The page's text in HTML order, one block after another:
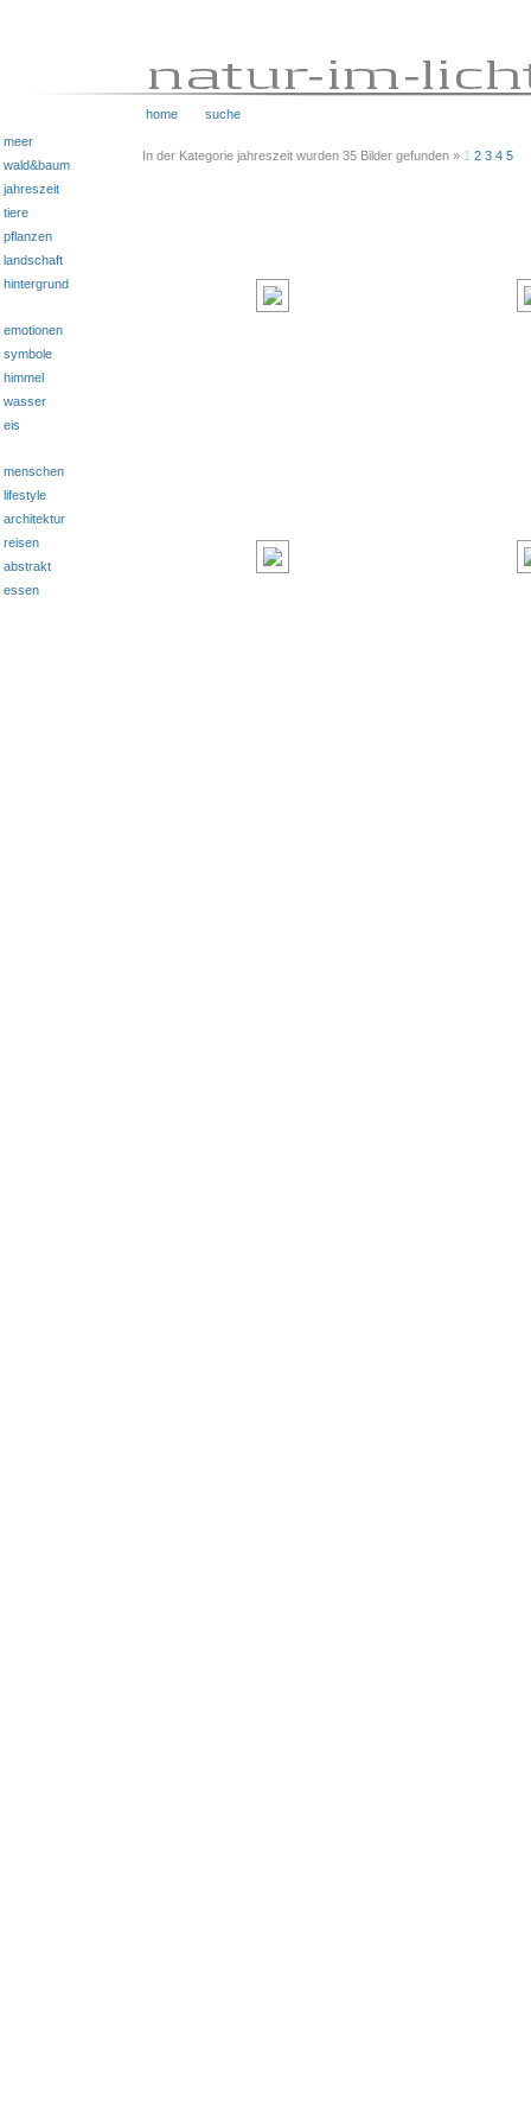
home suche
In der Kategorie jahreszeit wurden 35 Bilder gefunden » 1 2 3 4 5
meer
wald&baum
jahreszeit
tiere
pflanzen
landschaft
hintergrund
emotionen
symbole
himmel
wasser
eis
menschen
lifestyle
architektur
reisen
abstrakt
essen